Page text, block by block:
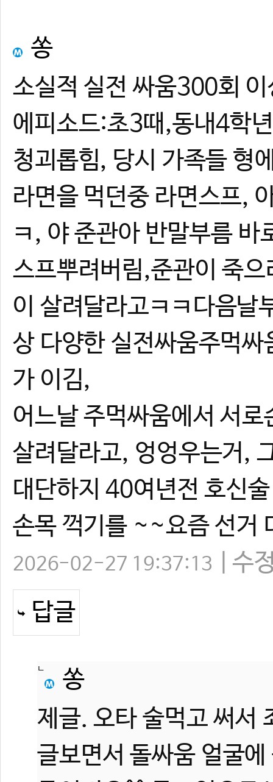
쏭
소실적 실전 싸움300회
에피소드:초3때,동내4학
청괴롭힘, 당시 가족들 형
라면을 먹던중 라면스프,
ㅋ, 야 준관아 반말부름
스프뿌려버림,준관이 죽
이 살려달라고ㅋㅋ다음날
상 다양한 실전싸움주먹
가 이김,
어느날 주먹싸움에서 서
살려달라고, 엉엉우는거,
대단하지 40여년전 호신술
손목 꺽기를 ~~요즘 선거
2026-02-27 19:37:13
수
답글
쏭
제글. 오타 술먹고 써서
글보면서 돌싸움 얼굴